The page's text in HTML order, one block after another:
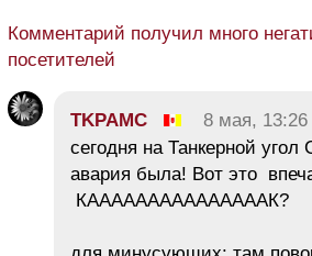
Комментарий получил много
посетителей
TKPAMC 8 мая, 13:26
сегодня на Танкерной угол
авария была! Вот это
КАААААААААААААААК?